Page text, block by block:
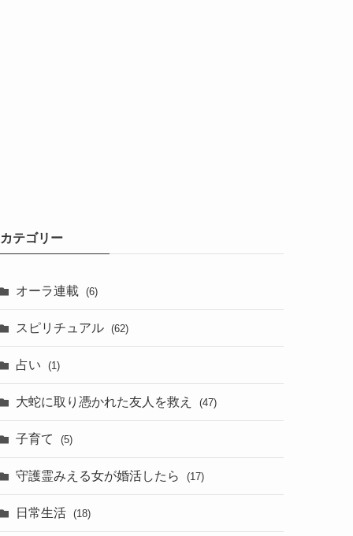
カテゴリー
オーラ連載 (6)
スピリチュアル (62)
占い (1)
大蛇に取り憑かれた友人を救え (47)
子育て (5)
守護霊みえる女が婚活したら (17)
日常生活 (18)